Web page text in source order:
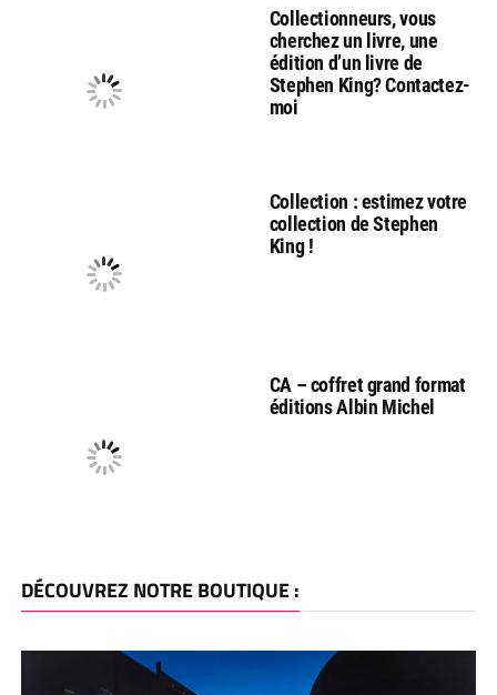
Collectionneurs, vous
cherchez un livre, une
édition d’un livre de
Stephen King? Contactez-
moi
Collection : estimez votre
collection de Stephen
King !
CA – coffret grand format
éditions Albin Michel
DÉCOUVREZ NOTRE BOUTIQUE :